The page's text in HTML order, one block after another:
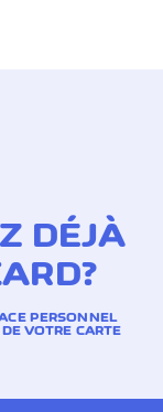
DÉJÀ
PERSONNEL
VOTRE CARTE